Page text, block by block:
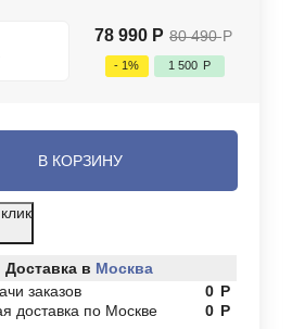
78 990 Р 80 490 Р
- 1% 1 500 Р
В КОРЗИНУ
Доставка в Москва
заказов
0 Р
доставка по Москве
0 Р